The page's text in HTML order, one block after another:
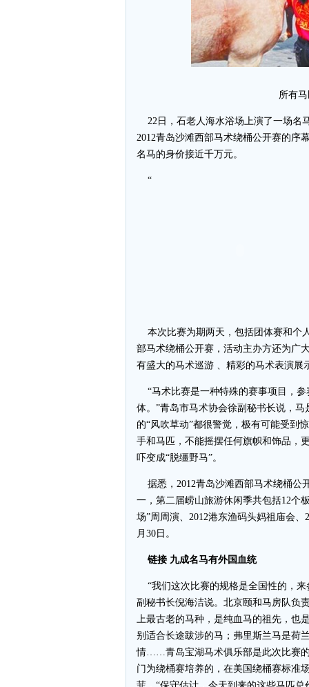
所有
22日，石老人海水浴场上演了一场名
2012青岛沙滩西部马术绕桶公开赛的序
名马的身价接近千万元。
“
本次比赛为期两天，包括团体赛和个
部马术绕桶公开赛，活动主办方还为广
有盛大的马术巡游 、精彩的马术表演展
“马术比赛是一种特殊的赛事项目，参
体。”青岛市马术协会徐副秘书长说，
的“风吹草动”都很警觉，极有可能受到
手和马匹，不能摇摆任何旗帜和饰品，
吓变成“脱缰野马”。
据悉，2012青岛沙滩西部马术绕桶公
一，第二届崂山旅游休闲季共包括12个
场”周周演、2012港东渔码头妈祖庙会
月30日。
链接 九成名马有外国血统
“我们这次比赛的规格是全国性的，来
副秘书长倪海洁说。北京颐和马房队负
上最古老的马种，是纯血马的祖先，也
别适合长途跋涉的马；弗里斯兰马是荷
情……青岛宝湖马术俱乐部是此次比赛
门为绕桶赛培养的，在美国绕桶赛标准